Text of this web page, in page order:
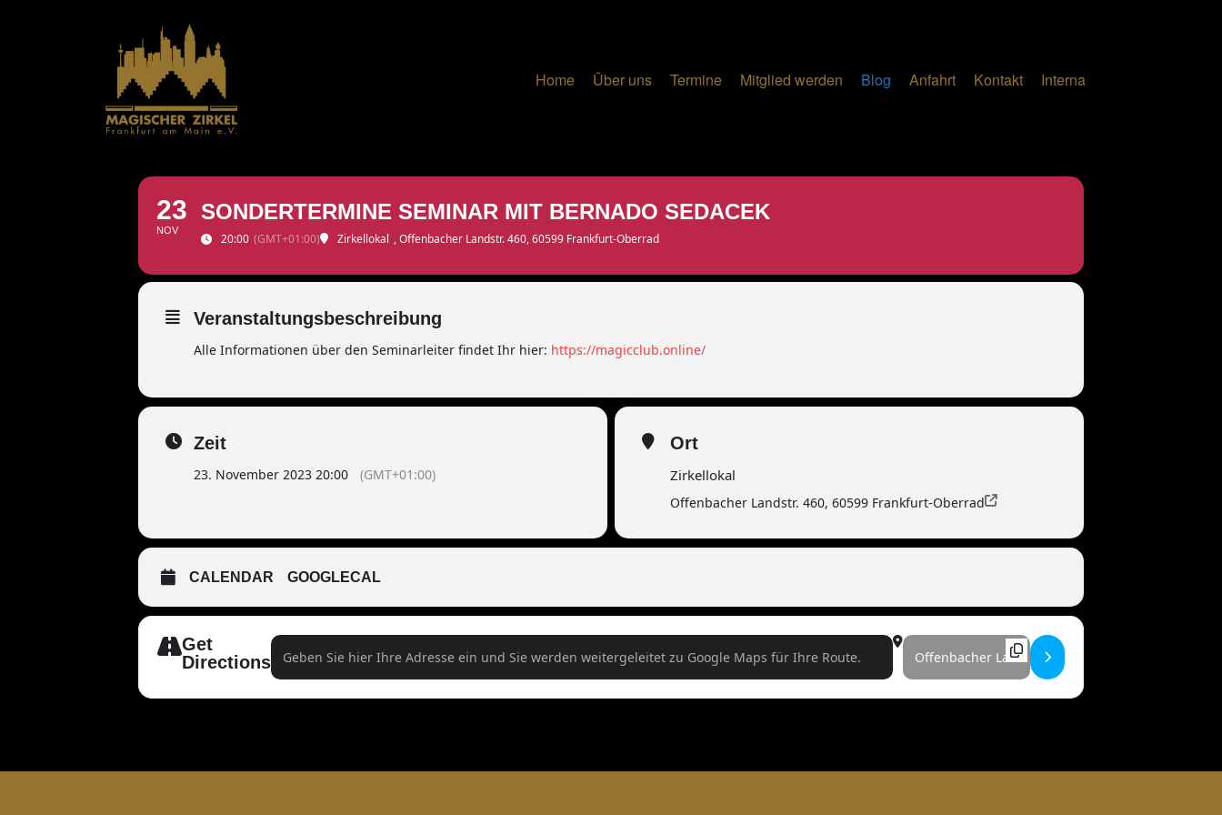
Home
Über uns Termine Mitglied werden Blog Anfahrt Kontakt Interna
23
NOV
SONDERTERMINE SEMINAR MIT BERNADO SEDACEK
20:00 (GMT+01:00) Zirkellokal , Offenbacher Landstr. 460, 60599 Frankfurt-Oberrad
Veranstaltungsbeschreibung
Alle Informationen über den Seminarleiter findet Ihr hier: https://magicclub.online/
Zeit
23. November 2023 20:00 (GMT+01:00)
Ort
Zirkellokal
Offenbacher Landstr. 460, 60599 Frankfurt-Oberrad
CALENDAR GOOGLECAL
Get
Directions
Address - Sondertermine Seminar mit Bernado Sedacek [] Destination Address - Sondertermine